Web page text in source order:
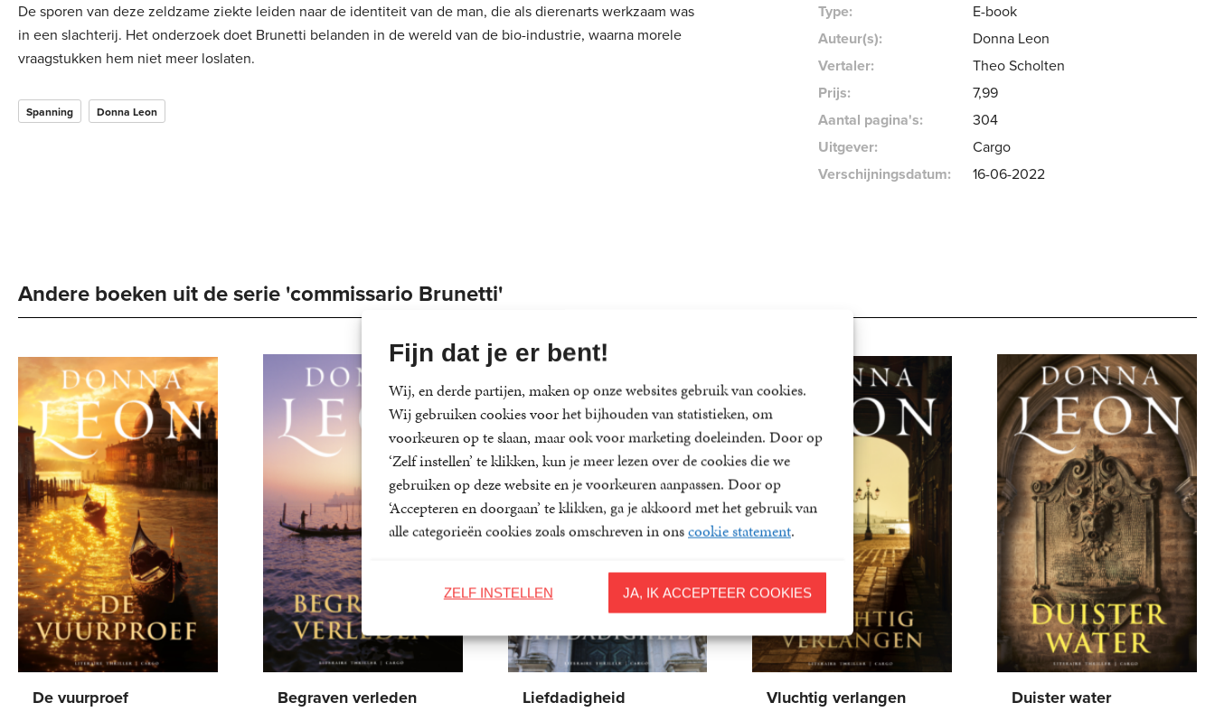
Fijn dat je er bent!
Wij, en derde partijen, maken op onze websites gebruik van cookies.
Wij gebruiken cookies voor het bijhouden van statistieken, om
voorkeuren op te slaan, maar ook voor marketing doeleinden. Door op
‘Zelf instellen’ te klikken, kun je meer lezen over de cookies die we
gebruiken op deze website en je voorkeuren aanpassen. Door op
‘Accepteren en doorgaan’ te klikken, ga je akkoord met het gebruik van
alle categorieën cookies zoals omschreven in onscookie statement.
JA, IK ACCEPTEER COOKIES
ZELF INSTELLEN
De sporen van deze zeldzame ziekte leiden naar de identiteit van de man, die als dierenarts werkzaam was
in een slachterij. Het onderzoek doet Brunetti belanden in de wereld van de bio-industrie, waarna morele
vraagstukken hem niet meer loslaten.
Spanning Donna Leon
Type:
E-book
Auteur(s):
Donna Leon
Vertaler:
Theo Scholten
Prijs:
7,99
Aantal pagina's:
304
Uitgever:
Cargo
Verschijningsdatum:
16-06-2022
Andere boeken uit de serie 'commissario Brunetti'
De vuurproef Begraven verleden Liefdadigheid Vluchtig verlangen Duister water